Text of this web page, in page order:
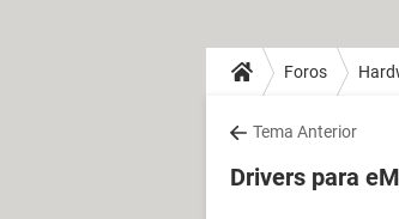
Foros
Tema Anterior
Drivers para